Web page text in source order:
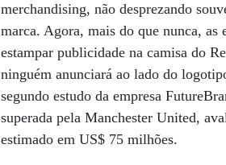
merchandising, não desprezando
marca. Agora, mais do que nunca, as
estampar publicidade na camisa do
ninguém anunciará ao lado do
segundo estudo da empresa
superada pela Manchester United,
estimado em US$ 75 milhões.